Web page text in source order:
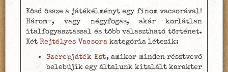
Kösd össze a játékélményt egy finom vacsorával!
Három-, vagy négyfogás, akár korlátlan
italfogyasztással és több választható történet.
Két Rejtélyes Vacsora kategória létezik:
Szerepjáték Est, amikor minden résztvevő
belebújik egy általunk kitalált karakter